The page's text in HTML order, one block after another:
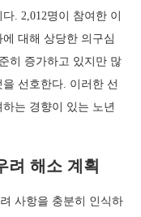
. 2,012명이 참여한 이
대해 상당한 의구심
히 증가하고 있지만 많
선호한다. 이러한 선
는 경향이 있는 노년
려 해소 계획
사항을 충분히 인식하